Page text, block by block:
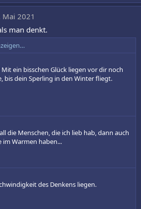
Mai 2021
man denkt.
ein bisschen Glück liegen vor dir noch
bis dein Sperling in den Winter fliegt.
die Menschen, die ich lieb hab, dann auch
im Warmen haben...
des Denkens liegen.